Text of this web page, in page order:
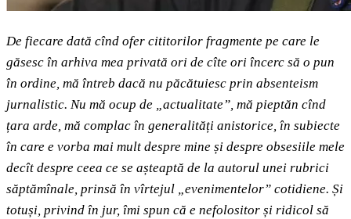
De fiecare dată cînd ofer cititorilor fragmente pe care le
găsesc în arhiva mea privată ori de cîte ori încerc să o pun
în ordine, mă întreb dacă nu păcătuiesc prin absenteism
jurnalistic. Nu mă ocup de „actualitate”, mă pieptăn cînd
țara arde, mă complac în generalități anistorice, în subiecte
în care e vorba mai mult despre mine și despre obsesiile mele
decît despre ceea ce se așteaptă de la autorul unei rubrici
săptămînale, prinsă în vîrtejul „evenimentelor” cotidiene. Și
totuși, privind în jur, îmi spun că e nefolositor și ridicol să